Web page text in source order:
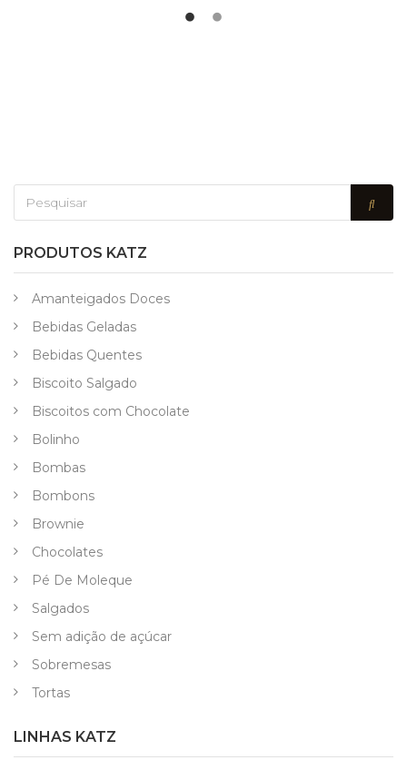
PRODUTOS KATZ
Amanteigados Doces
Bebidas Geladas
Bebidas Quentes
Biscoito Salgado
Biscoitos com Chocolate
Bolinho
Bombas
Bombons
Brownie
Chocolates
Pé De Moleque
Salgados
Sem adição de açúcar
Sobremesas
Tortas
LINHAS KATZ